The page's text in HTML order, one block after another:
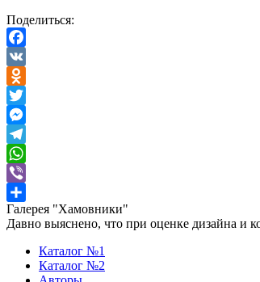
Поделиться:
Facebook
VK
Odnoklassniki
Twitter
Messenger
Telegram
WhatsApp
Viber
Отправить
Галерея "Хамовники"
Давно выяснено, что при оценке дизайна и
Каталог №1
Каталог №2